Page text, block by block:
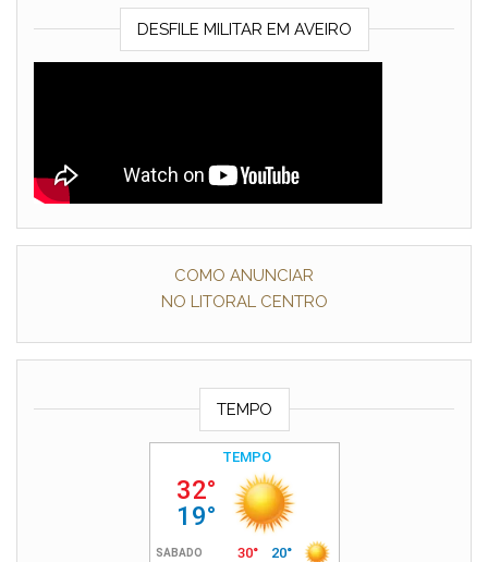
DESFILE MILITAR EM AVEIRO
COMO ANUNCIAR
NO LITORAL CENTRO
TEMPO